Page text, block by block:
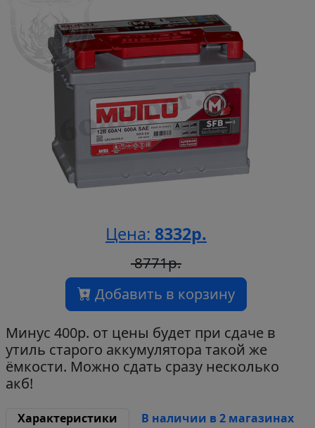
Цена: 8332р.
8771р.
Добавить в корзину
Минус 400р. от цены будет при сдаче в
утиль старого аккумулятора такой же
ёмкости. Можно сдать сразу несколько
акб!
Характеристики
В наличии в 2 магазинах